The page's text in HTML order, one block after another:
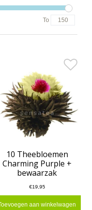
To
10 Theebloemen
Charming Purple +
bewaarzak
€19,95
aan winkelwagen